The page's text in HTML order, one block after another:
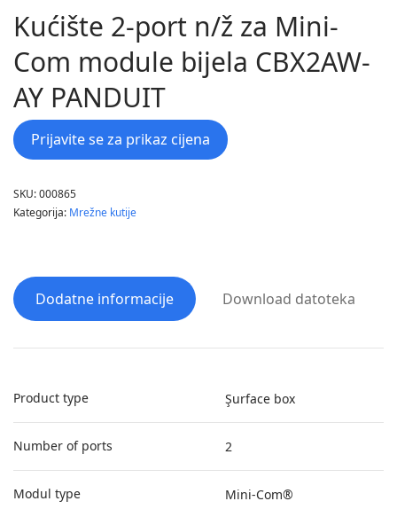
Kućište 2-port n/ž za Mini-
Com module bijela CBX2AW-
AY PANDUIT
Prijavite se za prikaz cijena
SKU:000865
Kategorija: Mrežne kutije
Dodatne informacije Download datoteka
Product type Şurface box
Number of ports 2
Modul type Mini-Com®